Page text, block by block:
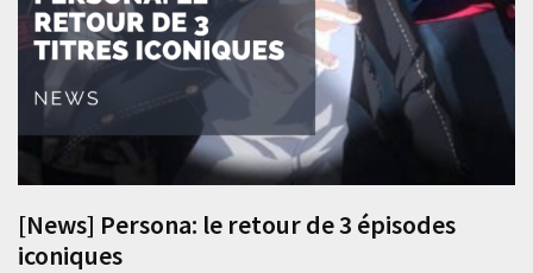
[News] Persona: le retour de 3 épisodes
iconiques